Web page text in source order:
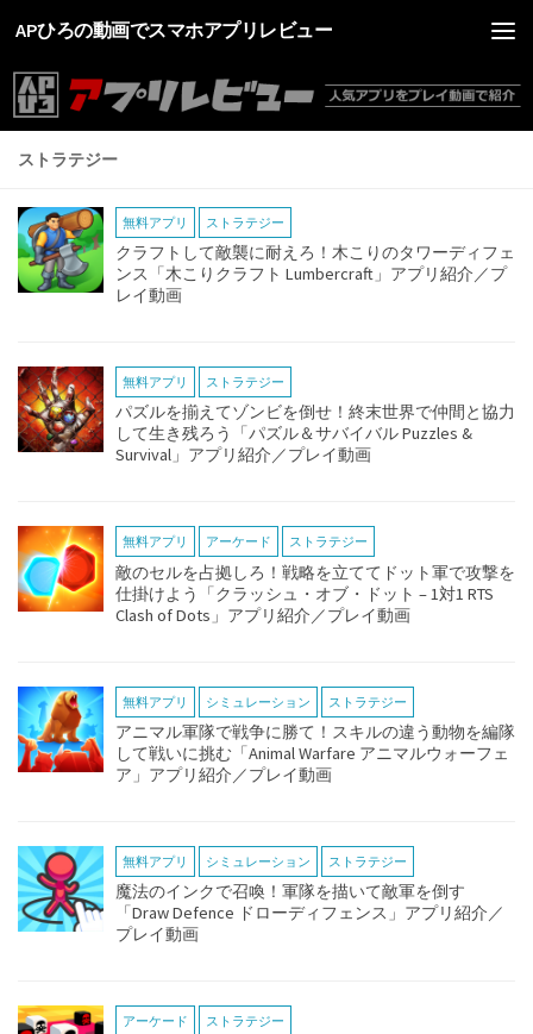
APひろの動画でスマホアプリレビュー
ストラテジー
無料アプリ ストラテジー
クラフトして敵襲に耐えろ！木こりのタワーディフェ
ンス「木こりクラフト Lumbercraft」アプリ紹介／プ
レイ動画
無料アプリ ストラテジー
パズルを揃えてゾンビを倒せ！終末世界で仲間と協力
して生き残ろう「パズル＆サバイバル Puzzles &
Survival」アプリ紹介／プレイ動画
無料アプリ アーケード ストラテジー
敵のセルを占拠しろ！戦略を立ててドット軍で攻撃を
仕掛けよう「クラッシュ・オブ・ドット – 1対1 RTS
Clash of Dots」アプリ紹介／プレイ動画
無料アプリ シミュレーション ストラテジー
アニマル軍隊で戦争に勝て！スキルの違う動物を編隊
して戦いに挑む「Animal Warfare アニマルウォーフェ
ア」アプリ紹介／プレイ動画
無料アプリ シミュレーション ストラテジー
魔法のインクで召喚！軍隊を描いて敵軍を倒す
「Draw Defence ドローディフェンス」アプリ紹介／
プレイ動画
アーケード ストラテジー